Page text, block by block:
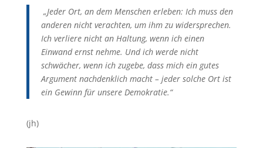
„Jeder Ort, an dem Menschen erleben: Ich muss den
anderen nicht verachten, um ihm zu widersprechen.
Ich verliere nicht an Haltung, wenn ich einen
Einwand ernst nehme. Und ich werde nicht
schwächer, wenn ich zugebe, dass mich ein gutes
Argument nachdenklich macht – jeder solche Ort ist
ein Gewinn für unsere Demokratie.“
(jh)